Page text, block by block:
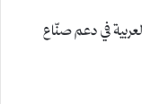
في دعم صنّاع